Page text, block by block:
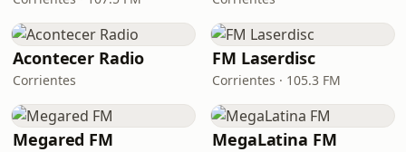
Acontecer Radio
Corrientes
FM Laserdisc
Corrientes · 105.3 FM
Megared FM MegaLatina FM